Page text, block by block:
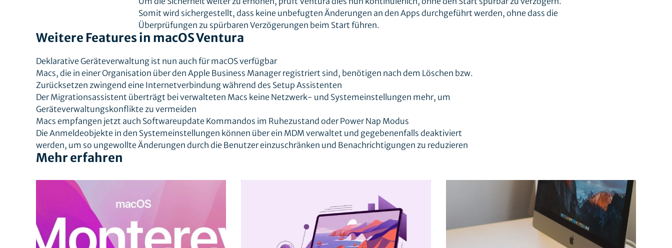
Somit wird sichergestellt, dass keine unbefugten Änderungen an den Apps durchgeführt werden, ohne dass die
Überprüfungen zu spürbaren Verzögerungen beim Start führen.
Weitere Features in macOS Ventura
Deklarative Geräteverwaltung ist nun auch für macOS verfügbar
Macs, die in einer Organisation über den Apple Business Manager registriert sind, benötigen nach dem Löschen bzw.
Zurücksetzen zwingend eine Internetverbindung während des Setup Assistenten
Der Migrationsassistent überträgt bei verwalteten Macs keine Netzwerk- und Systemeinstellungen mehr, um
Geräteverwaltungskonflikte zu vermeiden
Macs empfangen jetzt auch Softwareupdate Kommandos im Ruhezustand oder Power Nap Modus
Die Anmeldeobjekte in den Systemeinstellungen können über ein MDM verwaltet und gegebenenfalls deaktiviert
werden, um so ungewollte Änderungen durch die Benutzer einzuschränken und Benachrichtigungen zu reduzieren
Mehr erfahren